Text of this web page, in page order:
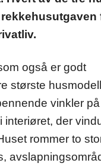
også er godt
største
vinkler på
der
rommer to